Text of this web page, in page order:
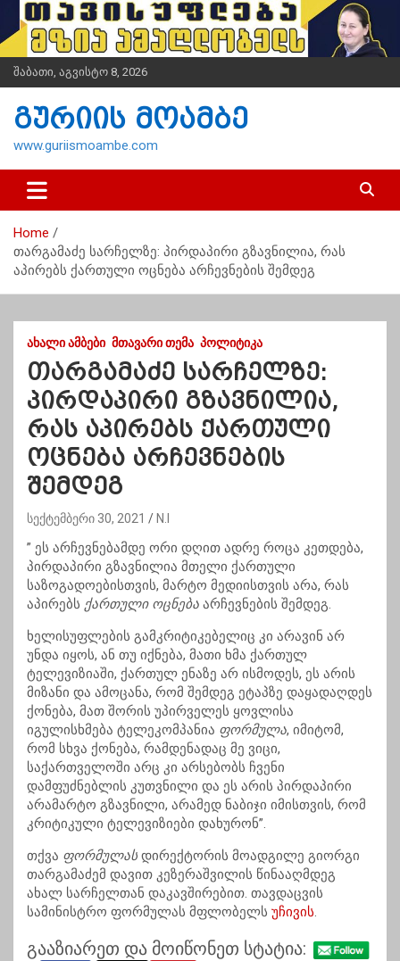
i
t
n
შაბათი, აგვისტო 8, 2026
გურიის მოამბე
www.guriismoambe.com
Home
თარგამაძე სარჩელზე: პირდაპირი გზავნილია, რას
აპირებს ქართული ოცნება არჩევნების შემდეგ
ᲐᲮᲐᲚᲘ ᲐᲛᲑᲔᲑᲘ ᲛᲗᲐᲕᲐᲠᲘ ᲗᲔᲛᲐ ᲞᲝᲚᲘᲢᲘᲙᲐ
თარგამაძე სარჩელზე:
პირდაპირი გზავნილია,
რას აპირებს ქართული
ოცნება არჩევნების
შემდეგ
სექტემბერი 30, 2021 N.I
” ეს არჩევნებამდე ორი დღით ადრე როცა კეთდება,
პირდაპირი გზავნილია მთელი ქართული
საზოგადოებისთვის, მარტო მედიისთვის არა, რას
აპირებს ქართული ოცნება არჩევნების შემდეგ.
ხელისუფლების გამკრიტიკებელიც კი არავინ არ
უნდა იყოს, ან თუ იქნება, მათი ხმა ქართულ
ტელევიზიაში, ქართულ ენაზე არ ისმოდეს, ეს არის
მიზანი და ამოცანა, რომ შემდეგ ეტაპზე დაყადაღდეს
ქონება, მათ შორის უპირველეს ყოვლისა
იგულისხმება ტელეკომპანია ფორმულა, იმიტომ,
რომ სხვა ქონება, რამდენადაც მე ვიცი,
საქართველოში არც კი არსებობს ჩვენი
დამფუძნებლის კუთვნილი და ეს არის პირდაპირი
არამარტო გზავნილი, არამედ ნაბიჯი იმისთვის, რომ
კრიტიკული ტელევიზიები დახურონ”.
თქვა ფორმულას დირექტორის მოადგილე გიორგი
თარგამაძემ დავით კეზერაშვილის წინააღმდეგ
ახალ სარჩელთან დაკავშირებით. თავდაცვის
სამინისტრო ფორმულას მფლობელს უჩივის.
გააზიარეთ და მოიწონეთ სტატია: